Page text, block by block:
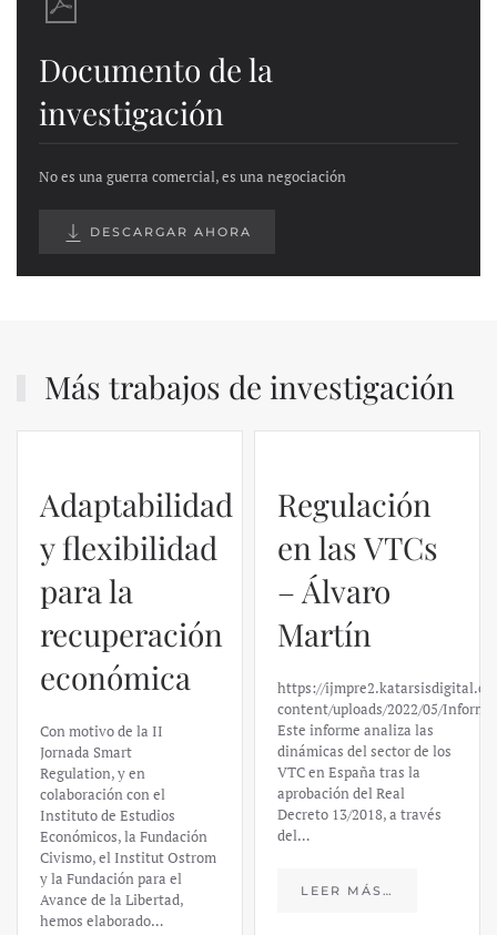
Documento de la
investigación
No es una guerra comercial, es una negociación
DESCARGAR AHORA
Más trabajos de investigación
Regulación
en las VTCs
– Álvaro
Martín
https://ijmpre2.katarsisdigital.com/wp-
content/uploads/2022/05/Informe_sobre_las_VTC.pdf
Este informe analiza las
dinámicas del sector de los
VTC en España tras la
aprobación del Real
Decreto 13/2018, a través
del…
LEER MÁS…
El caso de
Silicon
Valley Bank:
un análisis
financiero –
Daniel
Fernández